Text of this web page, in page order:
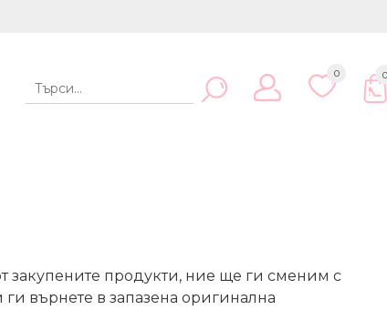
0
0
закупените продукти, ние ще ги сменим с
върнете в запазена оригинална